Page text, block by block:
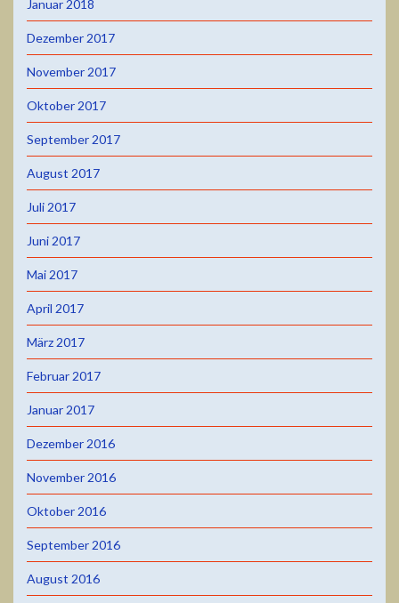
Januar 2018
Dezember 2017
November 2017
Oktober 2017
September 2017
August 2017
Juli 2017
Juni 2017
Mai 2017
April 2017
März 2017
Februar 2017
Januar 2017
Dezember 2016
November 2016
Oktober 2016
September 2016
August 2016